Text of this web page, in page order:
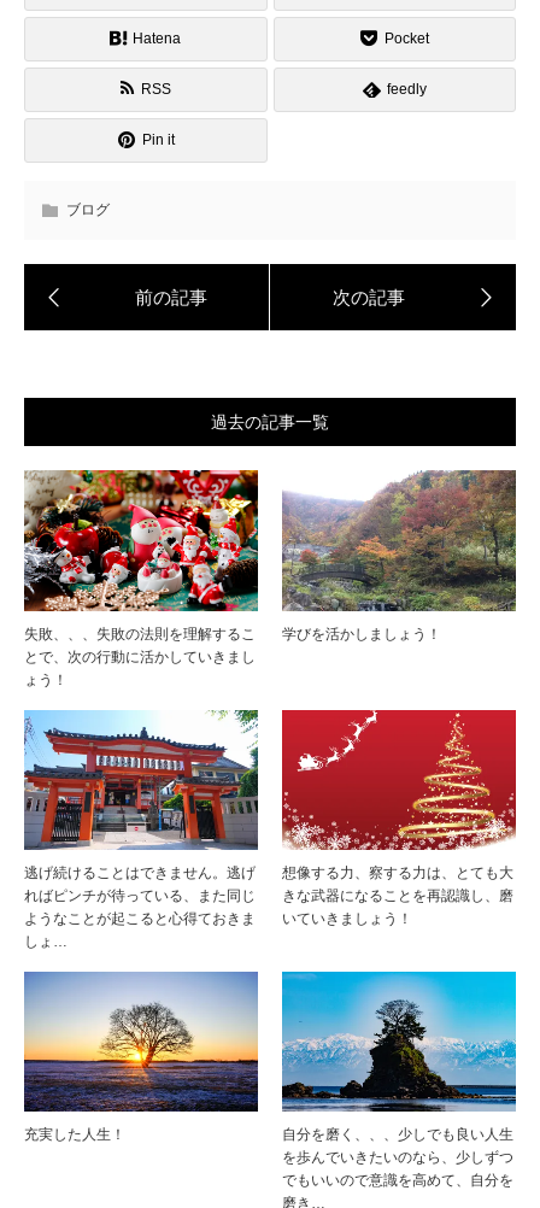
Hatena Pocket
RSS feedly
Pin it
ブログ
過去の記事一覧
失敗、、、失敗の法則を理解するこ
とで、次の行動に活かしていきまし
ょう！
学びを活かしましょう！
逃げ続けることはできません。逃げ
ればピンチが待っている、また同じ
ようなことが起こると心得ておきま
しょ…
想像する力、察する力は、とても大
きな武器になることを再認識し、磨
いていきましょう！
充実した人生！
自分を磨く、、、少しでも良い人生
を歩んでいきたいのなら、少しずつ
でもいいので意識を高めて、自分を
磨き…